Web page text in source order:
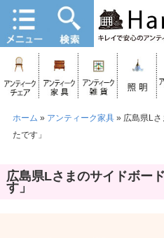
ホーム » アンティーク家具» 広島県L
たです」
広島県Lさまのサイドボー
す」